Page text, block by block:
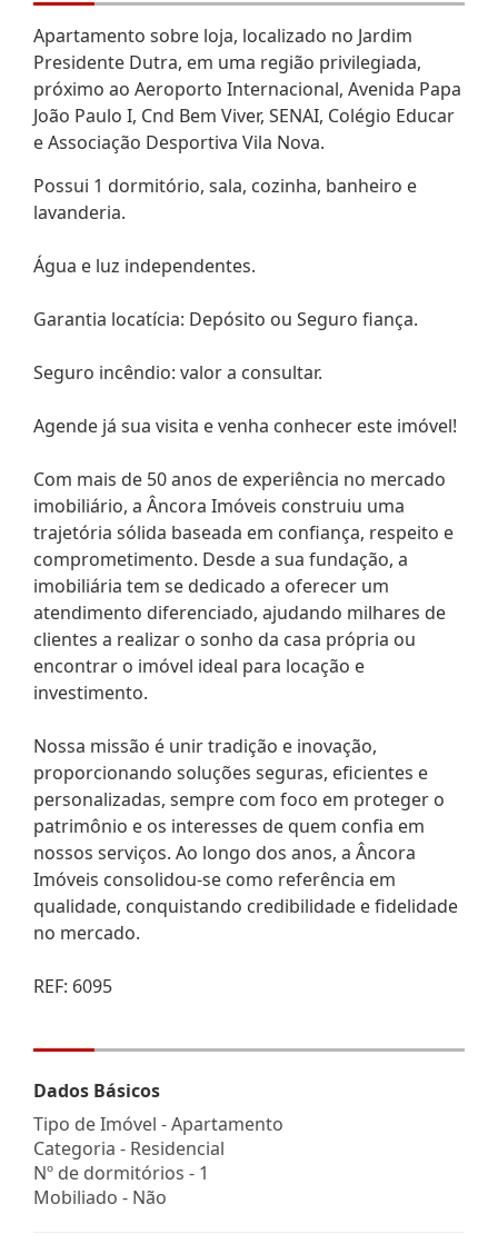
Apartamento sobre loja, localizado no Jardim
Presidente Dutra, em uma região privilegiada,
próximo ao Aeroporto Internacional, Avenida Papa
João Paulo I, Cnd Bem Viver, SENAI, Colégio Educar
e Associação Desportiva Vila Nova.
Possui 1 dormitório, sala, cozinha, banheiro e
lavanderia.
Água e luz independentes.
Garantia locatícia: Depósito ou Seguro fiança.
Seguro incêndio: valor a consultar.
Agende já sua visita e venha conhecer este imóvel!
Com mais de 50 anos de experiência no mercado
imobiliário, a Âncora Imóveis construiu uma
trajetória sólida baseada em confiança, respeito e
comprometimento. Desde a sua fundação, a
imobiliária tem se dedicado a oferecer um
atendimento diferenciado, ajudando milhares de
clientes a realizar o sonho da casa própria ou
encontrar o imóvel ideal para locação e
investimento.
Nossa missão é unir tradição e inovação,
proporcionando soluções seguras, eficientes e
personalizadas, sempre com foco em proteger o
patrimônio e os interesses de quem confia em
nossos serviços. Ao longo dos anos, a Âncora
Imóveis consolidou-se como referência em
qualidade, conquistando credibilidade e fidelidade
no mercado.
REF: 6095
Dados Básicos
Tipo de Imóvel - Apartamento
Categoria - Residencial
Nº de dormitórios - 1
Mobiliado - Não